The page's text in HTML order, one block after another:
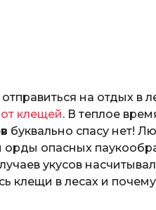
на отдых в
клещей. В теплое
буквально спасу нет!
орды опасных
укусов
клещи в лесах и